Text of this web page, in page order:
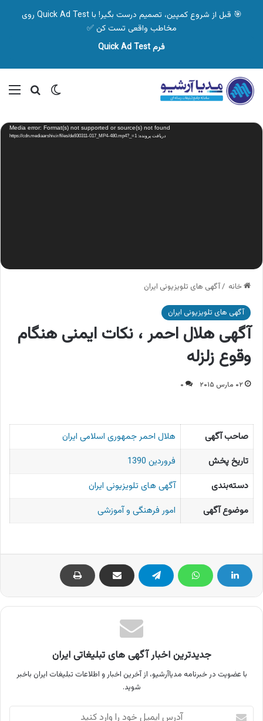
🎯 قبل از شروع کمپین، تصمیم درست بگیر! با Quick Ad Test روی
مخاطب واقعی تست کن ✅
فرم Quick Ad Test
تغییر پوسته
نمایشگر
ویدیو Media error: Format(s) not supported or source(s) not found
دریافت پرونده: https://cdn.mediaarshiv.ir/files/de930311-017_MP4-480.mp4?_=1
خانه /آگهی های تلویزیونی ایران
آگهی های تلویزیونی ایران
آگهی هلال احمر ، نکات ایمنی هنگام
وقوع زلزله
۰۲ مارس ۲۰۱۵ ۰
صاحب آگهی
هلال احمر جمهوری اسلامی ایران
تاریخ پخش
فروردین 1390
دسته‌بندی
آگهی های تلویزیونی ایران
موضوع آگهی
امور فرهنگی و آموزشی
جدیدترین اخبار آگهی های تبلیغاتی ایران
با عضویت در خبرنامه مدیاآرشیو، از آخرین اخبار و اطلاعات تبلیغات ایران باخبر
شوید.
آدرس